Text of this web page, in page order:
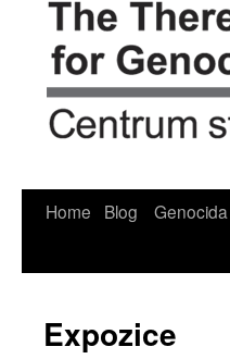
Home Blog Genocida
Expozice